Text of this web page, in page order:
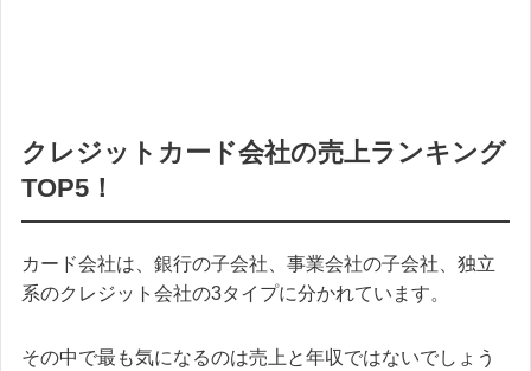
クレジットカード会社の売上ランキング
TOP5！
カード会社は、銀行の子会社、事業会社の子会社、独立
系のクレジット会社の3タイプに分かれています。
その中で最も気になるのは売上と年収ではないでしょう